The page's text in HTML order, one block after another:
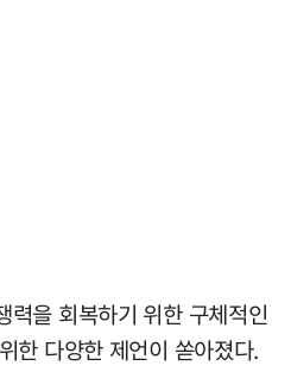
력을 회복하기 위한 구체적인
한 다양한 제언이 쏟아졌다.